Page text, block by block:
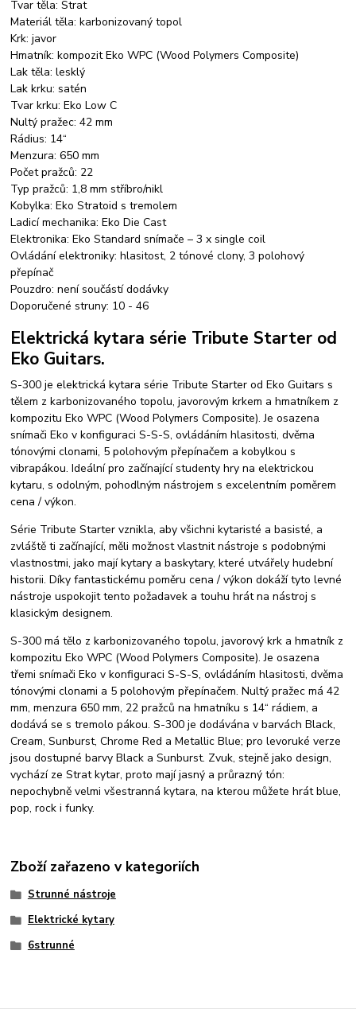
Tvar těla: Strat
Materiál těla: karbonizovaný topol
Krk: javor
Hmatník: kompozit Eko WPC (Wood Polymers Composite)
Lak těla: lesklý
Lak krku: satén
Tvar krku: Eko Low C
Nultý pražec: 42 mm
Rádius: 14“
Menzura: 650 mm
Počet pražců: 22
Typ pražců: 1,8 mm stříbro/nikl
Kobylka: Eko Stratoid s tremolem
Ladicí mechanika: Eko Die Cast
Elektronika: Eko Standard snímače – 3 x single coil
Ovládání elektroniky: hlasitost, 2 tónové clony, 3 polohový
přepínač
Pouzdro: není součástí dodávky
Doporučené struny: 10 - 46
Elektrická kytara série Tribute Starter od
Eko Guitars.
S-300 je elektrická kytara série Tribute Starter od Eko Guitars s
tělem z karbonizovaného topolu, javorovým krkem a hmatníkem z
kompozitu Eko WPC (Wood Polymers Composite). Je osazena
snímači Eko v konfiguraci S-S-S, ovládáním hlasitosti, dvěma
tónovými clonami, 5 polohovým přepínačem a kobylkou s
vibrapákou. Ideální pro začínající studenty hry na elektrickou
kytaru, s odolným, pohodlným nástrojem s excelentním poměrem
cena / výkon.
Série Tribute Starter vznikla, aby všichni kytaristé a basisté, a
zvláště ti začínající, měli možnost vlastnit nástroje s podobnými
vlastnostmi, jako mají kytary a baskytary, které utvářely hudební
historii. Díky fantastickému poměru cena / výkon dokáží tyto levné
nástroje uspokojit tento požadavek a touhu hrát na nástroj s
klasickým designem.
S-300 má tělo z karbonizovaného topolu, javorový krk a hmatník z
kompozitu Eko WPC (Wood Polymers Composite). Je osazena
třemi snímači Eko v konfiguraci S-S-S, ovládáním hlasitosti, dvěma
tónovými clonami a 5 polohovým přepínačem. Nultý pražec má 42
mm, menzura 650 mm, 22 pražců na hmatníku s 14“ rádiem, a
dodává se s tremolo pákou. S-300 je dodávána v barvách Black,
Cream, Sunburst, Chrome Red a Metallic Blue; pro levoruké verze
jsou dostupné barvy Black a Sunburst. Zvuk, stejně jako design,
vychází ze Strat kytar, proto mají jasný a průrazný tón:
nepochybně velmi všestranná kytara, na kterou můžete hrát blue,
pop, rock i funky.
Zboží zařazeno v kategoriích
Strunné nástroje
Elektrické kytary
6strunné